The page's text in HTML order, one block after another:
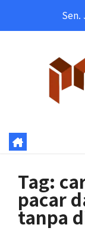
Tag:
pacar
tanpa